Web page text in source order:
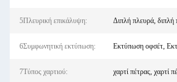
5Πλευρική επικάλυψη: Διπλή πλευρά, διπλή
6Συμφωνητική εκτύπωση: Εκτύπωση οφσέτ,
7Τύπος χαρτιού: χαρτί πέτρας, χαρτί